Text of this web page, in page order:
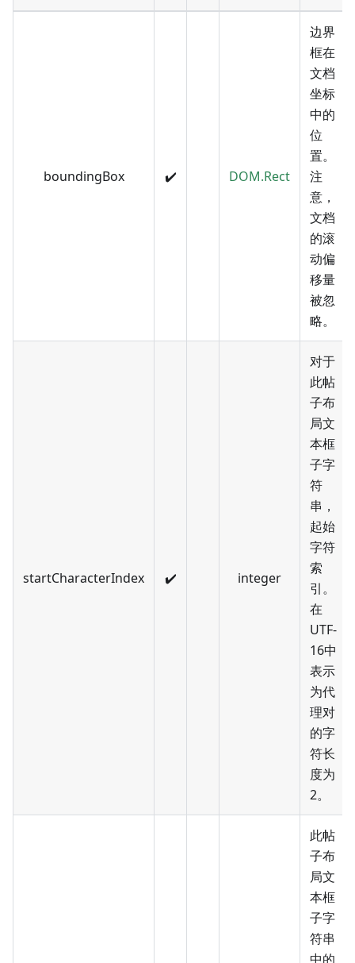
boundingBox ✔️ DOM.Rect
边界
框在
文档
坐标
中的
位
置。
注
意，
文档
的滚
动偏
移量
被忽
略。
startCharacterIndex ✔️ integer
对于
此帖
子布
局文
本框
子字
符
串，
起始
字符
索
引。
在
UTF-
16中
表示
为代
理对
的字
符长
度为
2。
此帖
子布
局文
本框
子字
符串
中的